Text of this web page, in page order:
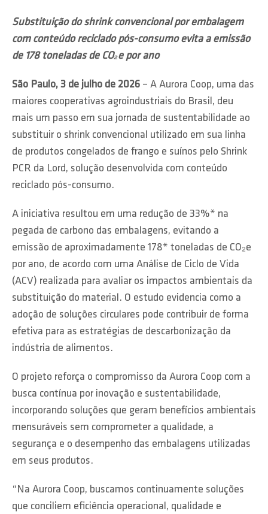
Substituição do shrink convencional por embalagem
com conteúdo reciclado pós-consumo evita a emissão
de 178 toneladas de CO₂e por ano
São Paulo, 3 de julho de 2026 – A Aurora Coop, uma das
maiores cooperativas agroindustriais do Brasil, deu
mais um passo em sua jornada de sustentabilidade ao
substituir o shrink convencional utilizado em sua linha
de produtos congelados de frango e suínos pelo Shrink
PCR da Lord, solução desenvolvida com conteúdo
reciclado pós-consumo.
A iniciativa resultou em uma redução de 33%* na
pegada de carbono das embalagens, evitando a
emissão de aproximadamente 178* toneladas de CO₂e
por ano, de acordo com uma Análise de Ciclo de Vida
(ACV) realizada para avaliar os impactos ambientais da
substituição do material. O estudo evidencia como a
adoção de soluções circulares pode contribuir de forma
efetiva para as estratégias de descarbonização da
indústria de alimentos.
O projeto reforça o compromisso da Aurora Coop com a
busca contínua por inovação e sustentabilidade,
incorporando soluções que geram benefícios ambientais
mensuráveis sem comprometer a qualidade, a
segurança e o desempenho das embalagens utilizadas
em seus produtos.
“Na Aurora Coop, buscamos continuamente soluções
que conciliem eficiência operacional, qualidade e